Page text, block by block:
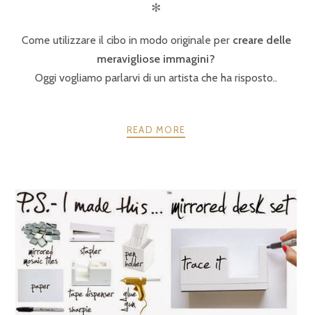
✻
Come utilizzare il cibo in modo originale per creare delle
meravigliose immagini?
Oggi vogliamo parlarvi di un artista che ha risposto..
READ MORE